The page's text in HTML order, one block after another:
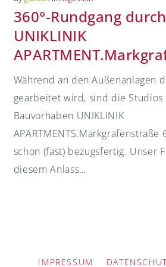
360°-Rundgang
UNIKLINIK
Während an den Außenanlagen
gearbeitet wird, sind die Studios
Bauvorhaben UNIKLINIK
schon (fast) bezugsfertig. Unser
diesem Anlass…
IMPRESSUM